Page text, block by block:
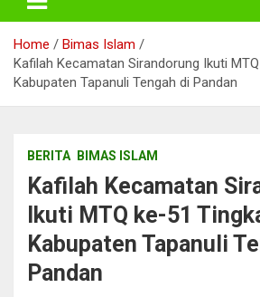
Home
Bimas Islam
Kafilah Kecamatan Sirandorung Ikuti
Kabupaten Tapanuli Tengah di Pandan
BERITA BIMAS ISLAM
Kafilah Kecamatan
Ikuti MTQ ke-51
Kabupaten Tapanuli
Pandan